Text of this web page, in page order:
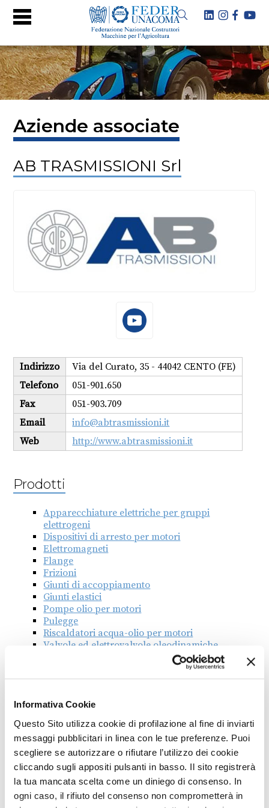
Informativa Cookie
Questo Sito utilizza cookie di profilazione al fine di inviarti
messaggi pubblicitari in linea con le tue preferenze. Puoi
scegliere se autorizzare o rifiutare l’utilizzo dei cookie
cliccando sugli appositi pulsanti in basso. Il sito registrerà
la tua mancata scelta come un diniego di consenso. In
ogni caso, il rifiuto del consenso non comprometterà in
Aziende associate
AB TRASMISSIONI Srl
Indirizzo
Via del Curato, 35 - 44042 CENTO (FE)
Telefono
051-901.650
Fax
051-903.709
Email
info@abtrasmissioni.it
Web
http://www.abtrasmissioni.it
Prodotti
Apparecchiature elettriche per gruppi
elettrogeni
Dispositivi di arresto per motori
Elettromagneti
Flange
Frizioni
Giunti di accoppiamento
Giunti elastici
Pompe olio per motori
Pulegge
Riscaldatori acqua-olio per motori
Valvole ed elettrovalvole oleodinamiche
COMACOMP